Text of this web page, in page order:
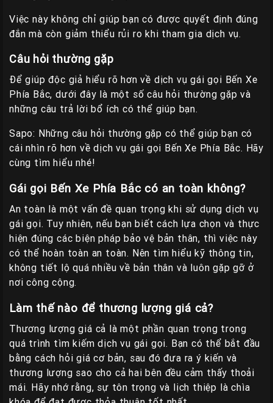
Việc này không chỉ giúp bạn có được quyết định đúng
đắn mà còn giảm thiểu rủi ro khi tham gia dịch vụ.
Câu hỏi thường gặp
Để giúp độc giả hiểu rõ hơn về dịch vụ gái gọi Bến Xe
Phía Bắc, dưới đây là một số câu hỏi thường gặp và
những câu trả lời bổ ích có thể giúp bạn.
Sapo: Những câu hỏi thường gặp có thể giúp bạn có
cái nhìn rõ hơn về dịch vụ gái gọi Bến Xe Phía Bắc. Hãy
cùng tìm hiểu nhé!
Gái gọi Bến Xe Phía Bắc có an toàn không?
An toàn là một vấn đề quan trọng khi sử dụng dịch vụ
gái gọi. Tuy nhiên, nếu bạn biết cách lựa chọn và thực
hiện đúng các biện pháp bảo vệ bản thân, thì việc này
có thể hoàn toàn an toàn. Nên tìm hiểu kỹ thông tin,
không tiết lộ quá nhiều về bản thân và luôn gặp gỡ ở
nơi công cộng.
Làm thế nào để thương lượng giá cả?
Thương lượng giá cả là một phần quan trọng trong
quá trình tìm kiếm dịch vụ gái gọi. Bạn có thể bắt đầu
bằng cách hỏi giá cơ bản, sau đó đưa ra ý kiến và
thương lượng sao cho cả hai bên đều cảm thấy thoải
mái. Hãy nhớ rằng, sự tôn trọng và lịch thiệp là chìa